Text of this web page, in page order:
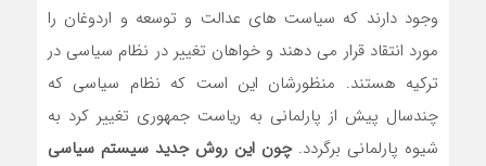
وجود دارند که سیاست های عدالت و توسعه و اردوغان را
مورد انتقاد قرار می دهند و خواهان تغییر در نظام سیاسی در
ترکیه هستند. منظورشان این است که نظام سیاسی که
چندسال پیش از پارلمانی به ریاست جمهوری تغییر کرد به
شیوه پارلمانی برگردد.چون این روش جدید سیستم سیاسی